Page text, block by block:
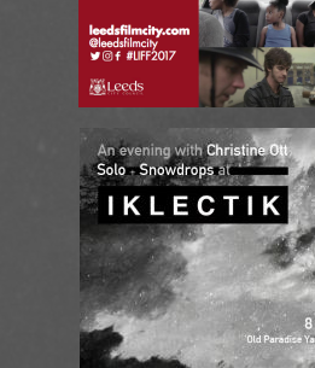
23.06.17 -
01.06.17 -
Transylvania
03.05.17 -
04.05.17 -
05.05.17 -
05.04.17 -